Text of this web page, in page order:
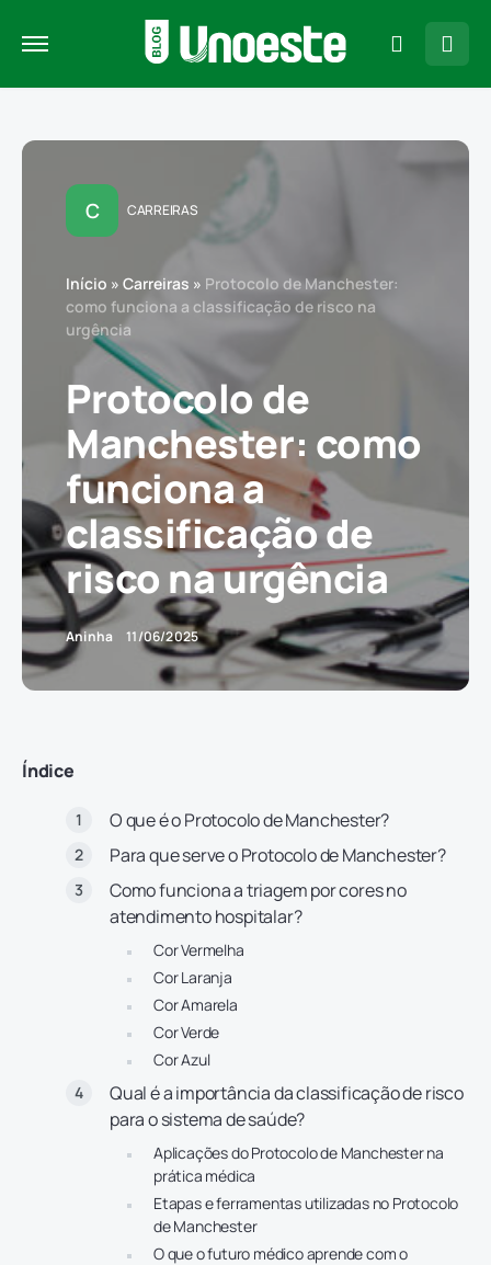
C CARREIRAS
Início » Carreiras » Protocolo de Manchester:
como funciona a classificação de risco na
urgência
Protocolo de
Manchester: como
funciona a
classificação de
risco na urgência
Aninha 11/06/2025
Índice
O que é o Protocolo de Manchester?
Para que serve o Protocolo de Manchester?
Como funciona a triagem por cores no
atendimento hospitalar?
Cor Vermelha
Cor Laranja
Cor Amarela
Cor Verde
Cor Azul
Qual é a importância da classificação de risco
para o sistema de saúde?
Aplicações do Protocolo de Manchester na
prática médica
Etapas e ferramentas utilizadas no Protocolo
de Manchester
O que o futuro médico aprende com o